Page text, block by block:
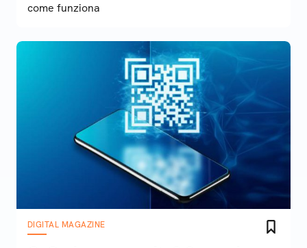
come funziona
DIGITAL MAGAZINE